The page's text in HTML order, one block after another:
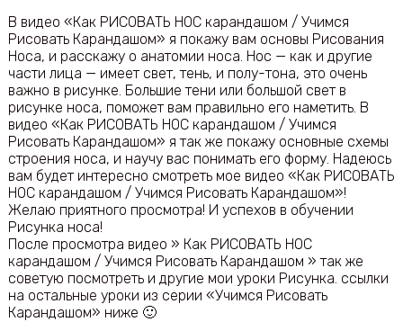
В видео «Как РИСОВАТЬ НОС карандашом / Учимся
Рисовать Карандашом» я покажу вам основы Рисования
Носа, и расскажу о анатомии носа. Нос — как и другие
части лица — имеет свет, тень, и полу-тона, это очень
важно в рисунке. Большие тени или большой свет в
рисунке носа, поможет вам правильно его наметить. В
видео «Как РИСОВАТЬ НОС карандашом / Учимся
Рисовать Карандашом» я так же покажу основные схемы
строения носа, и научу вас понимать его форму. Надеюсь
вам будет интересно смотреть мое видео «Как РИСОВАТЬ
НОС карандашом / Учимся Рисовать Карандашом»!
Желаю приятного просмотра! И успехов в обучении
Рисунка носа!
После просмотра видео » Как РИСОВАТЬ НОС
карандашом / Учимся Рисовать Карандашом » так же
советую посмотреть и другие мои уроки Рисунка. ссылки
на остальные уроки из серии «Учимся Рисовать
Карандашом» ниже 🙂